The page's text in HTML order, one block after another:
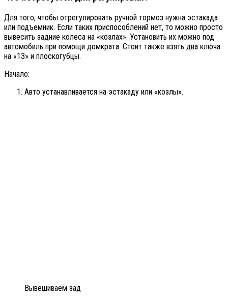
Для того, чтобы отрегулировать ручной тормоз нужна эстакада
или подъемник. Если таких приспособлений нет, то можно просто
вывесить задние колеса на «козлах». Установить их можно под
автомобиль при помощи домкрата. Стоит также взять два ключа
на «13» и плоскогубцы.
Начало:
Авто устанавливается на эстакаду или «козлы».
Вывешиваем зад